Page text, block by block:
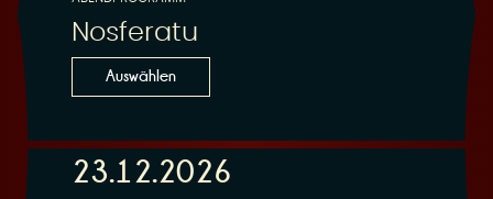
r
Nosferatu
Auswählen
23.12.2026